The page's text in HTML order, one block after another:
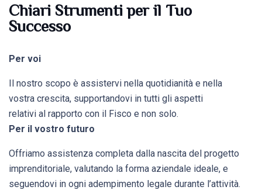
Chiari Strumenti per il Tuo
Successo
Per voi
Il nostro scopo è assistervi nella quotidianità e nella
vostra crescita, supportandovi in tutti gli aspetti
relativi al rapporto con il Fisco e non solo.
Per il vostro futuro
Offriamo assistenza completa dalla nascita del progetto
imprenditoriale, valutando la forma aziendale ideale, e
seguendovi in ogni adempimento legale durante l’attività.